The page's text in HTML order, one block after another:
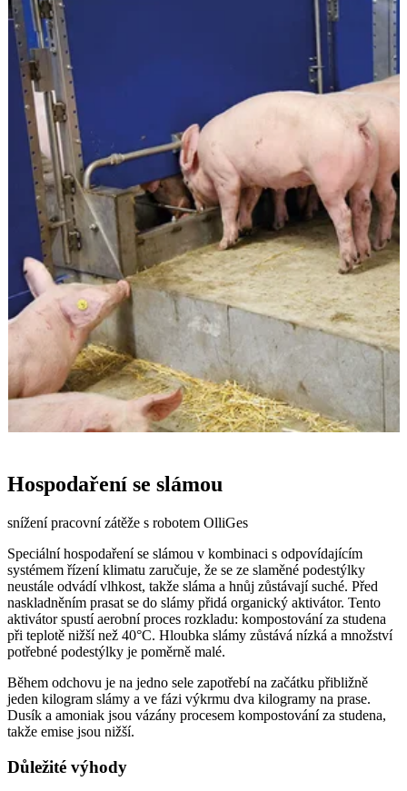
Hospodaření se slámou
snížení pracovní zátěže s robotem OlliGes
Speciální hospodaření se slámou v kombinaci s odpovídajícím
systémem řízení klimatu zaručuje, že se ze slaměné podestýlky
neustále odvádí vlhkost, takže sláma a hnůj zůstávají suché. Před
naskladněním prasat se do slámy přidá organický aktivátor. Tento
aktivátor spustí aerobní proces rozkladu: kompostování za studena
při teplotě nižší než 40°C. Hloubka slámy zůstává nízká a množství
potřebné podestýlky je poměrně malé.
Během odchovu je na jedno sele zapotřebí na začátku přibližně
jeden kilogram slámy a ve fázi výkrmu dva kilogramy na prase.
Dusík a amoniak jsou vázány procesem kompostování za studena,
takže emise jsou nižší.
Důležité výhody